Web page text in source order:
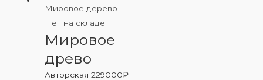
Нет на складе
Мировое
древо
Авторская229000₽